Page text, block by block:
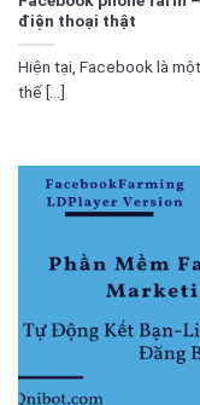
điện thoại thật
Hiện tại, Facebook là
thế [...]